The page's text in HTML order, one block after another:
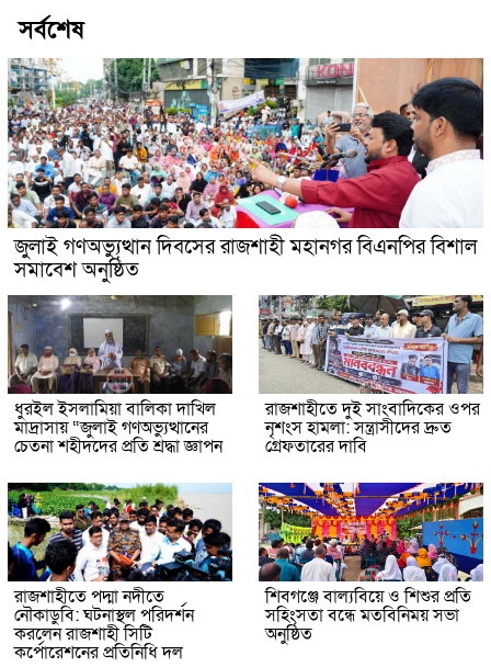
সর্বশেষ
জুলাই গণঅভ্যুত্থান দিবসের রাজশাহী মহানগর বিএনপির বিশাল
সমাবেশ অনুষ্ঠিত
ধুরইল ইসলামিয়া বালিকা দাখিল
মাদ্রাসায় “জুলাই গণঅভ্যুত্থানের
চেতনা শহীদদের প্রতি শ্রদ্ধা জ্ঞাপন
রাজশাহীতে দুই সাংবাদিকের ওপর
নৃশংস হামলা: সন্ত্রাসীদের দ্রুত
গ্রেফতারের দাবি
রাজশাহীতে পদ্মা নদীতে
নৌকাডুবি: ঘটনাস্থল পরিদর্শন
করলেন রাজশাহী সিটি
কর্পোরেশনের প্রতিনিধি দল
শিবগঞ্জে বাল্যবিয়ে ও শিশুর প্রতি
সহিংসতা বন্ধে মতবিনিময় সভা
অনুষ্ঠিত